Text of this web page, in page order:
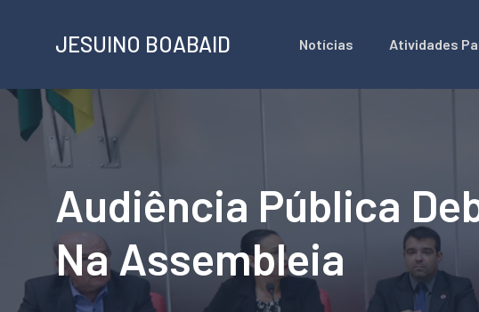
o
conteúdo
JESUINO BOABAID Notícias Atividades
Audiência Pública
Na Assembleia